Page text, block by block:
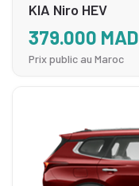
KIA Niro HEV
379.000 MAD
Prix public au Maroc